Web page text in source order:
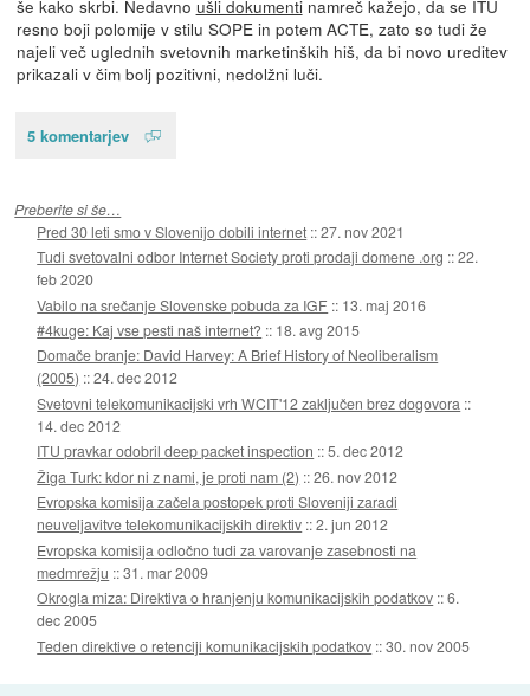
še kako skrbi. Nedavno ušli dokumentinamreč kažejo, da se ITU
resno boji polomije v stilu SOPE in potem ACTE, zato so tudi že
najeli več uglednih svetovnih marketinških hiš, da bi novo ureditev
prikazali v čim bolj pozitivni, nedolžni luči.
5 komentarjev
Preberite si še…
Pred 30 leti smo v Slovenijo dobili internet ::27. nov 2021
Tudi svetovalni odbor Internet Society proti prodaji domene .org ::22.
feb 2020
Vabilo na srečanje Slovenske pobuda za IGF :: 13. maj 2016
#4kuge: Kaj vse pesti naš internet? :: 18. avg 2015
Domače branje: David Harvey: A Brief History of Neoliberalism
(2005) ::24. dec 2012
Svetovni telekomunikacijski vrh WCIT'12 zaključen brez dogovora ::
14. dec 2012
ITU pravkar odobril deep packet inspection ::5. dec 2012
Žiga Turk: kdor ni z nami, je proti nam (2) ::26. nov 2012
Evropska komisija začela postopek proti Sloveniji zaradi
neuveljavitve telekomunikacijskih direktiv ::2. jun 2012
Evropska komisija odločno tudi za varovanje zasebnosti na
medmrežju ::31. mar 2009
Okrogla miza: Direktiva o hranjenju komunikacijskih podatkov ::6.
dec 2005
Teden direktive o retenciji komunikacijskih podatkov ::30. nov 2005